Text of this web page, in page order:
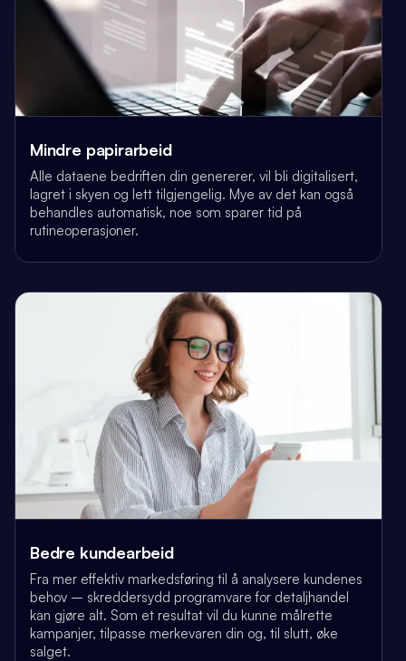
Mindre papirarbeid
Alle dataene bedriften din genererer, vil bli digitalisert,
lagret i skyen og lett tilgjengelig. Mye av det kan også
behandles automatisk, noe som sparer tid på
rutineoperasjoner.
Bedre kundearbeid
Fra mer effektiv markedsføring til å analysere kundenes
behov – skreddersydd programvare for detaljhandel
kan gjøre alt. Som et resultat vil du kunne målrette
kampanjer, tilpasse merkevaren din og, til slutt, øke
salget.